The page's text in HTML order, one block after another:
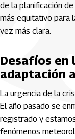
de la planificación
más equitativo para
vez más clara.
Desafíos en
adaptación
La urgencia de la
El año pasado se
registrado y
fenómenos